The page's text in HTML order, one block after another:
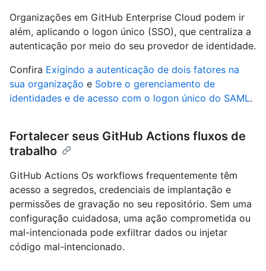
Organizações em GitHub Enterprise Cloud podem ir
além, aplicando o logon único (SSO), que centraliza a
autenticação por meio do seu provedor de identidade.
Confira Exigindo a autenticação de dois fatores na
sua organização e Sobre o gerenciamento de
identidades e de acesso com o logon único do SAML.
Fortalecer seus GitHub Actions fluxos de
trabalho
GitHub Actions Os workflows frequentemente têm
acesso a segredos, credenciais de implantação e
permissões de gravação no seu repositório. Sem uma
configuração cuidadosa, uma ação comprometida ou
mal-intencionada pode exfiltrar dados ou injetar
código mal-intencionado.